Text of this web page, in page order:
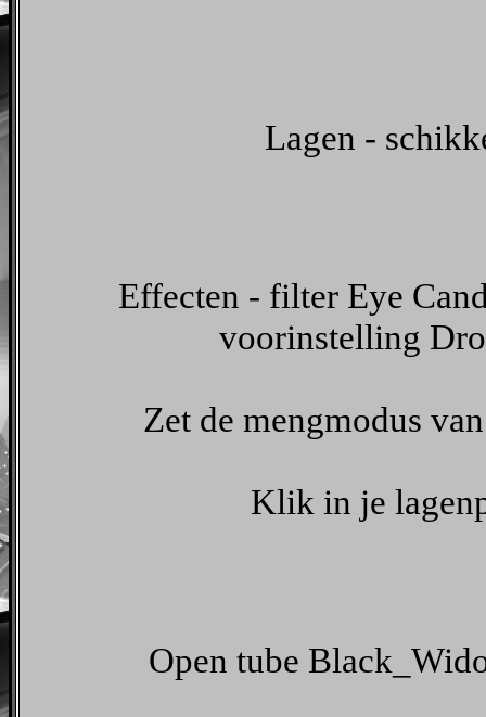
Lagen -
Effecten - filter Eye
voorinstelling
Zet de mengmodus
Klik in je
Open tube